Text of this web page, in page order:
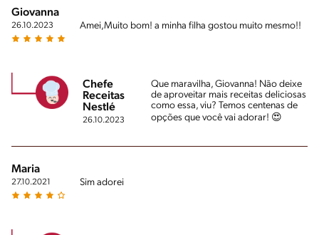
Giovanna
26.10.2023 Amei,Muito bom! a minha filha gostou muito mesmo!!
Chefe
Receitas
Nestlé
26.10.2023
Que maravilha, Giovanna! Não deixe
de aproveitar mais receitas deliciosas
como essa, viu? Temos centenas de
opções que você vai adorar! 😍
Maria
27.10.2021 Sim adorei